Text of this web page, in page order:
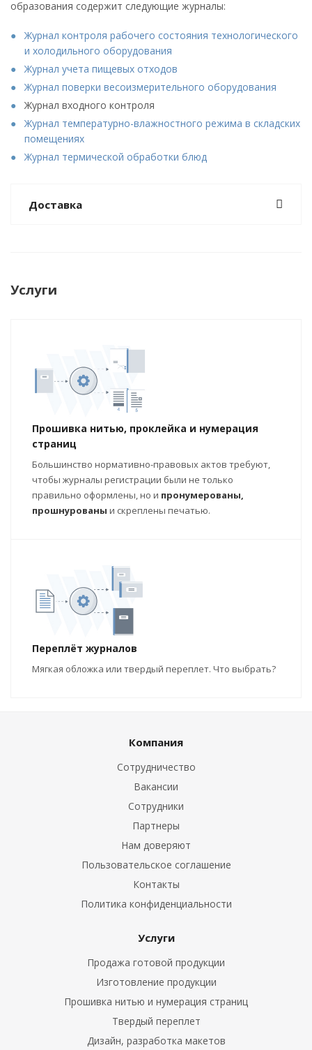
образования содержит следующие журналы:
Журнал контроля рабочего состояния технологического
и холодильного оборудования
Журнал учета пищевых отходов
Журнал поверки весоизмерительного оборудования
Журнал входного контроля
Журнал температурно-влажностного режима в складских
помещениях
Журнал термической обработки блюд
Доставка
Услуги
Прошивка нитью, проклейка и нумерация
страниц
Большинство нормативно-правовых актов требуют,
чтобы журналы регистрации были не только
правильно оформлены, но и пронумерованы,
прошнурованы и скреплены печатью.
Переплёт журналов
Мягкая обложка или твердый переплет. Что выбрать?
Компания
Сотрудничество
Вакансии
Сотрудники
Партнеры
Нам доверяют
Пользовательское соглашение
Контакты
Политика конфиденциальности
Услуги
Продажа готовой продукции
Изготовление продукции
Прошивка нитью и нумерация страниц
Твердый переплет
Дизайн, разработка макетов